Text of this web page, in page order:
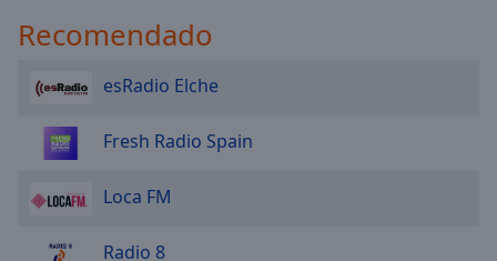
Recomendado
esRadio Elche
Fresh Radio Spain
Loca FM
Radio 8